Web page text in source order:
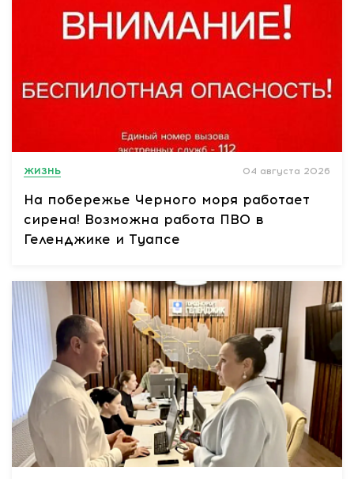
ЖИЗНЬ 04 августа 2026
На побережье Черного моря работает
сирена! Возможна работа ПВО в
Геленджике и Туапсе